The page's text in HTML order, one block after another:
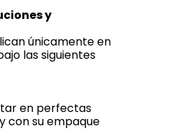
y
únicamente en
las siguientes
en perfectas
con su empaque